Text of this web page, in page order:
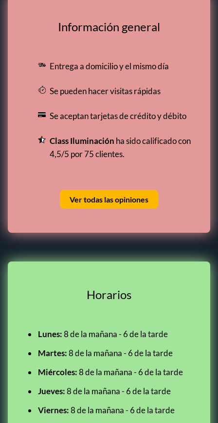
Información general
Entrega a domicilio y el mismo día
Se pueden hacer visitas rápidas
Se aceptan tarjetas de crédito y débito
Class Iluminación ha sido calificado con
4,5/5 por 75 clientes.
Ver todas las opiniones
Horarios
Lunes:8 de la mañana - 6 de la tarde
Martes:8 de la mañana - 6 de la tarde
Miércoles:8 de la mañana - 6 de la tarde
Jueves:8 de la mañana - 6 de la tarde
Viernes:8 de la mañana - 6 de la tarde